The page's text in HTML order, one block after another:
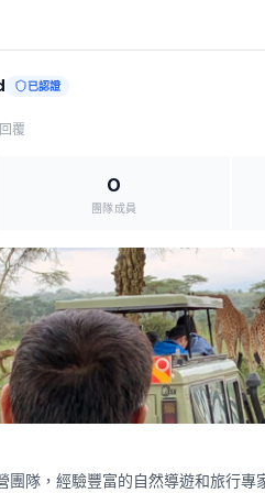
已認證
覆
0
團隊成員
團隊，經驗豐富的自然導遊和旅行